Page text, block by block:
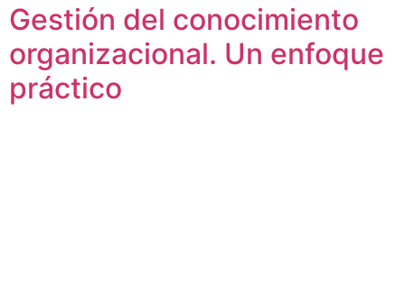
Gestión del conocimiento
organizacional. Un enfoque
práctico